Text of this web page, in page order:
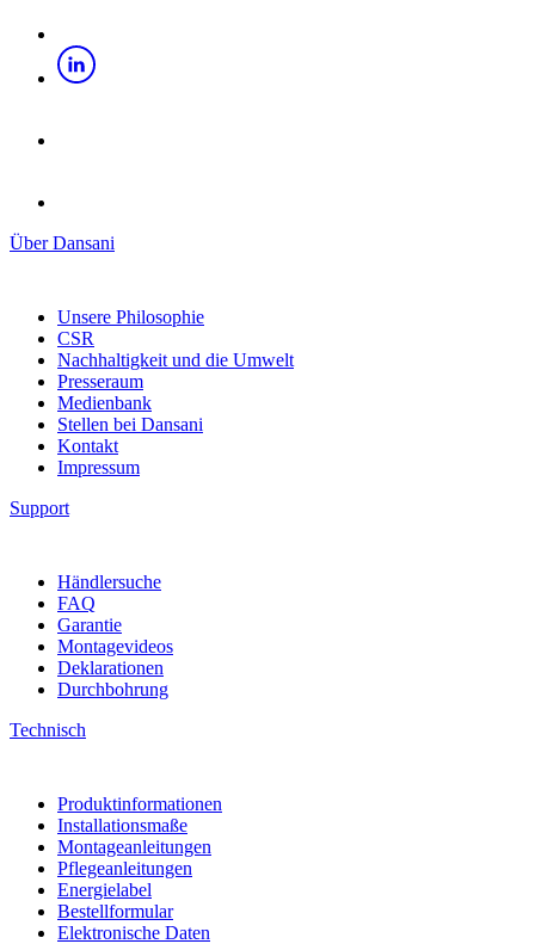
Über Dansani
Unsere Philosophie
CSR
Nachhaltigkeit und die Umwelt
Presseraum
Medienbank
Stellen bei Dansani
Kontakt
Impressum
Support
Händlersuche
FAQ
Garantie
Montagevideos
Deklarationen
Durchbohrung
Technisch
Produktinformationen
Installationsmaße
Montageanleitungen
Pflegeanleitungen
Energielabel
Bestellformular
Elektronische Daten